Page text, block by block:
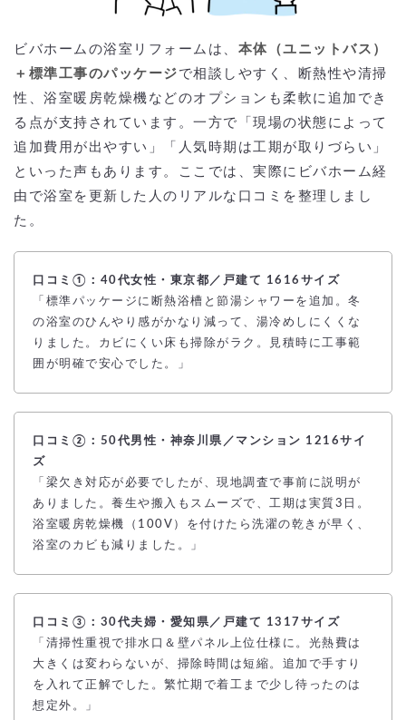
ビバホームの浴室リフォームは、 本体（ユニットバス）
＋標準工事のパッケージ で相談しやすく、断熱性や清掃
性、浴室暖房乾燥機などのオプションも柔軟に追加でき
る点が支持されています。一方で「現場の状態によって
追加費用が出やすい」「人気時期は工期が取りづらい」
といった声もあります。ここでは、実際にビバホーム経
由で浴室を更新した人のリアルな口コミを整理しまし
た。
口コミ①：40代女性・東京都／戸建て 1616サイズ
「標準パッケージに断熱浴槽と節湯シャワーを追加。冬
の浴室のひんやり感がかなり減って、湯冷めしにくくな
りました。カビにくい床も掃除がラク。見積時に工事範
囲が明確で安心でした。」
口コミ②：50代男性・神奈川県／マンション 1216サイ
ズ
「梁欠き対応が必要でしたが、現地調査で事前に説明が
ありました。養生や搬入もスムーズで、工期は実質3日。
浴室暖房乾燥機（100V）を付けたら洗濯の乾きが早く、
浴室のカビも減りました。」
口コミ③：30代夫婦・愛知県／戸建て 1317サイズ
「清掃性重視で排水口＆壁パネル上位仕様に。光熱費は
大きくは変わらないが、掃除時間は短縮。追加で手すり
を入れて正解でした。繁忙期で着工まで少し待ったのは
想定外。」